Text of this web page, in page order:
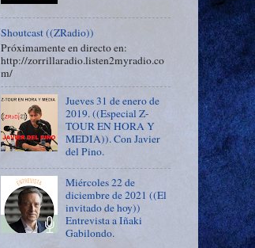
Shoutcast ((ZRadio))
Próximamente en directo en:
http://zorrillaradio.listen2myradio.co
m/
Jueves 31 de enero de
2019. ((Especial Z-
TOUR EN HORA Y
MEDIA)). Con Javier
del Pino.
Miércoles 22 de
diciembre de 2021 ((El
invitado de hoy))
Entrevista a Iñaki
Gabilondo.